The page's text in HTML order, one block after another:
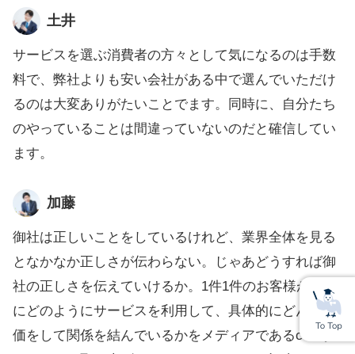
土井
サービスを選ぶ消費者の方々として気になるのは手数
料で、弊社よりも安い会社がある中で選んでいただけ
るのは大変ありがたいことでます。同時に、自分たち
のやっていることは間違っていないのだと確信してい
ます。
加藤
御社は正しいことをしているけれど、業界全体を見る
となかなか正しさが伝わらない。じゃあどうすれば御
社の正しさを伝えていけるか。1件1件のお客様が実際
にどのようにサービスを利用して、具体的にどんな評
価をして関係を結んでいるかをメディアであるcokiが